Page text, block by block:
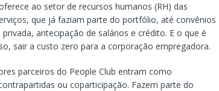
ao setor de recursos humanos (RH) das
que já faziam parte do portfólio, até convênios
antecipação de salários e crédito. E o que é
sair a custo zero para a corporação empregadora.
parceiros do People Club entram como
ou coparticipação. Fazem parte do